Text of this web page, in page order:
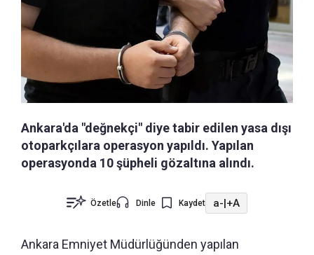
Ankara'da "değnekçi" diye tabir edilen yasa dışı
otoparkçılara operasyon yapıldı. Yapılan
operasyonda 10 şüpheli gözaltına alındı.
Özetle Dinle Kaydet a-|+A
Ankara Emniyet Müdürlüğünden yapılan